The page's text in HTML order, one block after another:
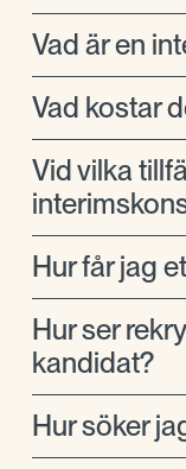
Vad är en
Vad kostar
Vid vilka
Hur får jag
Hur ser
kandidat?
Hur söker